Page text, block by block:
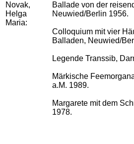
Novak,
Helga
Maria:
Ballade von der
Neuwied/Berlin 1956.
Colloquium mit vier
Balladen, Neuwied/
Legende Transsib,
Märkische
a.M. 1989.
Margarete mit dem
1978.